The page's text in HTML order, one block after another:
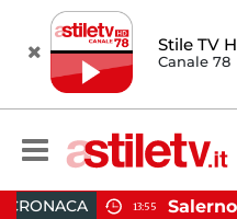
Stile TV
Canale 78
Salerno, cadavere nel cortile di un palazzo: indaga la Polizia